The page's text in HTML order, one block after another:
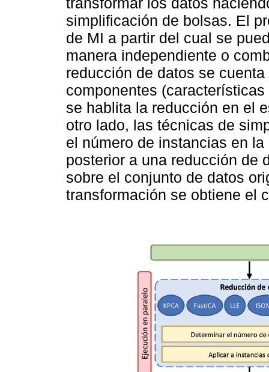
simplificación de bolsas. El
de MI a partir del cual se
manera independiente o
reducción de datos se
componentes
se hablita la reducción en el
otro lado, las técnicas de
el número de instancias en
posterior a una reducción de
sobre el conjunto de datos
transformación se obtiene el